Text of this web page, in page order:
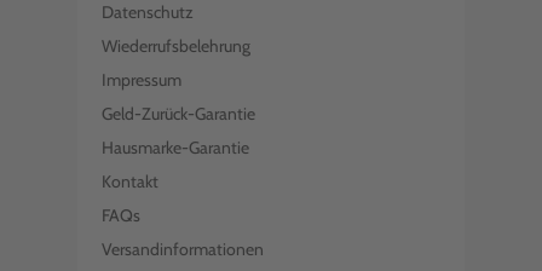
Datenschutz
Wiederrufsbelehrung
Impressum
Geld-Zurück-Garantie
Hausmarke-Garantie
Kontakt
FAQs
Versandinformationen